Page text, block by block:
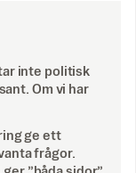
inte politisk
Om vi har
ge ett
frågor.